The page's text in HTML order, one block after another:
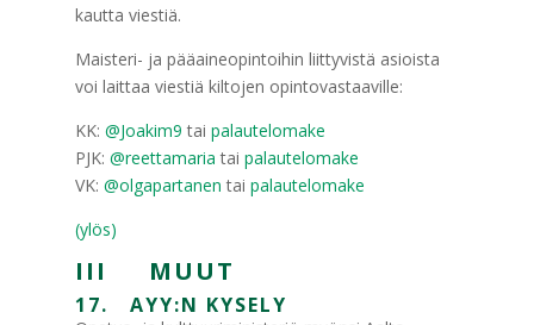
kautta viestiä.
Maisteri- ja pääaineopintoihin liittyvistä asioista
voi laittaa viestiä kiltojen opintovastaaville:
KK: @Joakim9 tai palautelomake
PJK: @reettamaria tai palautelomake
VK: @olgapartanen tai palautelomake
(ylös)
III MUUT
17. AYY:N KYSELY